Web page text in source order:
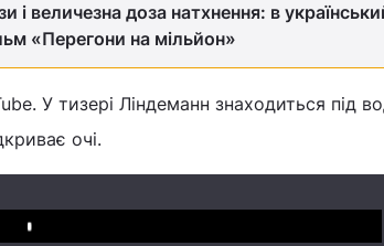
і величезна доза натхнення: в
«Перегони на мільйон»
У тизері Ліндеманн знаходиться під
очі.
Play